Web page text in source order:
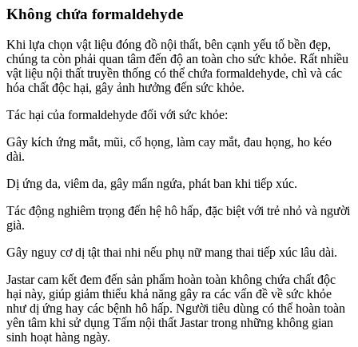
Không chứa formaldehyde
Khi lựa chọn vật liệu đóng đồ nội thất, bên cạnh yếu tố bền đẹp,
chúng ta còn phải quan tâm đến độ an toàn cho sức khỏe. Rất nhiều
vật liệu nội thất truyền thống có thể chứa formaldehyde, chì và các
hóa chất độc hại, gây ảnh hưởng đến sức khỏe.
Tác hại của formaldehyde đối với sức khỏe:
Gây kích ứng mắt, mũi, cổ họng, làm cay mắt, đau họng, ho kéo
dài.
Dị ứng da, viêm da, gây mẩn ngứa, phát ban khi tiếp xúc.
Tác động nghiêm trọng đến hệ hô hấp, đặc biệt với trẻ nhỏ và người
già.
Gây nguy cơ dị tật thai nhi nếu phụ nữ mang thai tiếp xúc lâu dài.
Jastar cam kết đem đến sản phẩm hoàn toàn không chứa chất độc
hại này, giúp giảm thiểu khả năng gây ra các vấn đề về sức khỏe
như dị ứng hay các bệnh hô hấp. Người tiêu dùng có thể hoàn toàn
yên tâm khi sử dụng Tấm nội thất Jastar trong những không gian
sinh hoạt hàng ngày.